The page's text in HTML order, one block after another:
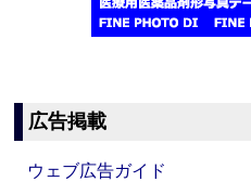
広告掲載
ウェブ広告ガイド